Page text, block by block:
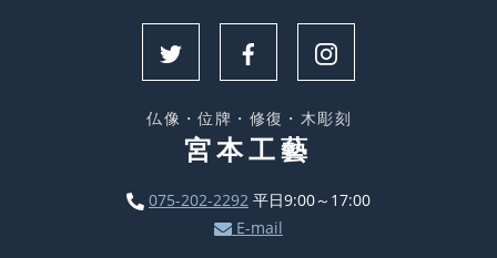
仏像・位牌・修復・木彫刻
宮本工藝
075-202-2292 平日9:00～17:00
E-mail